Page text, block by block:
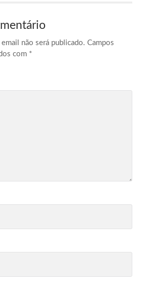
não será publicado. Campos
com *